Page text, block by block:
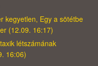
kegyetlen, Egy a sötétbe
(12.09. 16:17)
létszámának
16:06)